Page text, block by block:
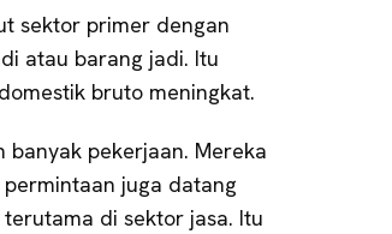
sektor primer dengan
atau barang jadi. Itu
bruto meningkat.
banyak pekerjaan. Mereka
juga datang
di sektor jasa. Itu